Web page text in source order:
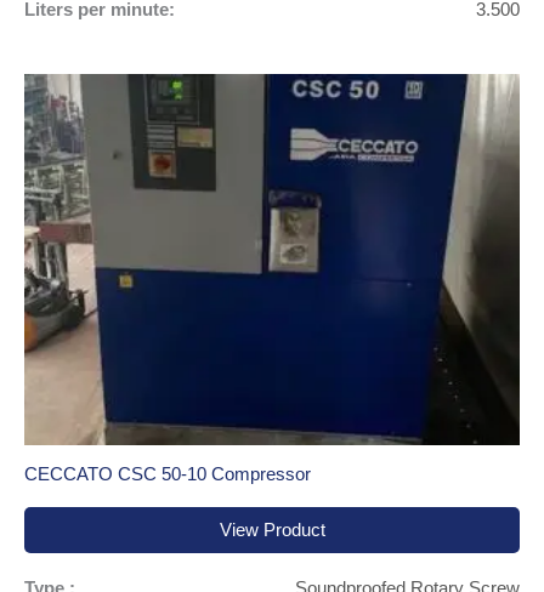
Liters per minute:
3.500
CECCATO CSC 50-10 Compressor
View Product